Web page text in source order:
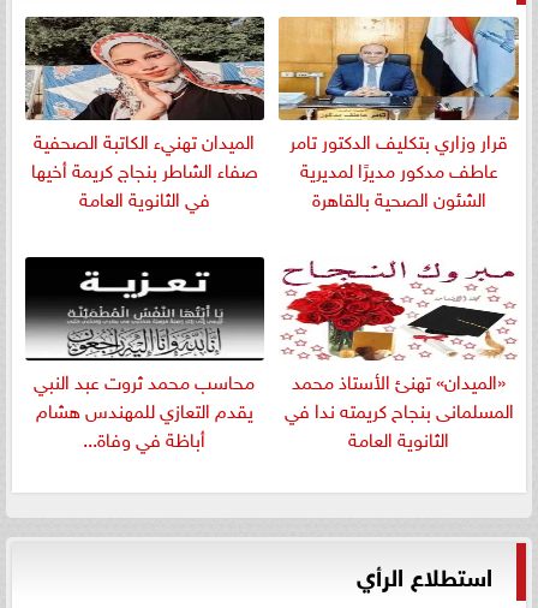
قرار وزاري بتكليف الدكتور تامر
عاطف مدكور مديرًا لمديرية
الشئون الصحية بالقاهرة
الميدان تهنيء الكاتبة الصحفية
صفاء الشاطر بنجاج كريمة أخيها
في الثانوية العامة
«الميدان» تهنئ الأستاذ محمد
المسلمانى بنجاح كريمته ندا في
الثانوية العامة
​محاسب محمد ثروت عبد النبي
يقدم التعازي للمهندس هشام
أباظة في وفاة...
استطلاع الرأي